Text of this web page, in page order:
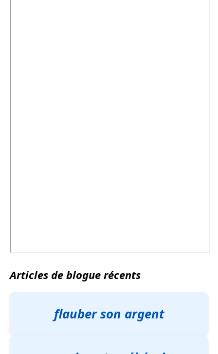
Articles de blogue récents
flauber son argent